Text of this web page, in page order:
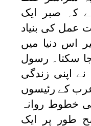
کہ صبر ایک
عمل کی بنیاد
اس دنیا میں
سکتا۔ رسول
نے اپنی زندگی
کے رئیسوں
خطوط روانہ
طور پر ایک